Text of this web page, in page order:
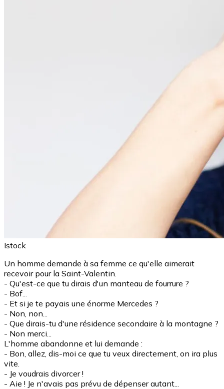
Istock
Un homme demande à sa femme ce qu'elle aimerait
recevoir pour la Saint-Valentin.
- Qu'est-ce que tu dirais d'un manteau de fourrure ?
- Bof...
- Et si je te payais une énorme Mercedes ?
- Non, non...
- Que dirais-tu d'une résidence secondaire à la montagne ?
- Non merci...
L'homme abandonne et lui demande :
- Bon, allez, dis-moi ce que tu veux directement, on ira plus
vite.
- Je voudrais divorcer !
- Aie ! Je n'avais pas prévu de dépenser autant...